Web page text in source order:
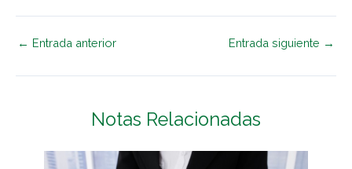
← Entrada anterior Entrada siguiente →
Notas Relacionadas